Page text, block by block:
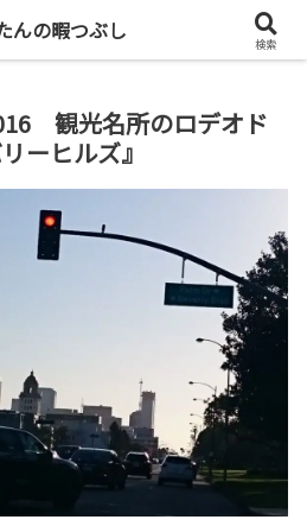
人暮らしを楽しもう
観光名所のロデオド
ーヒルズ』
んの暇つぶし
検索